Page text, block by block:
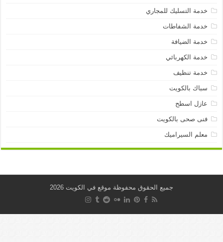
خدمة التسليك للمجاري
خدمة الشفاطات
خدمة الضيافة
خدمة الكهربائي
خدمة تنظيف
سباك بالكويت
عازل اسطح
فنى صحى بالكويت
معلم السيراميك
جميع الحقوق محفوظة موقع في الكويت 2026